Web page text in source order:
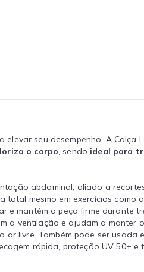
seu desempenho. A Calça
o corpo , sendo ideal para
abdominal, aliado a
total mesmo em exercícios
mantém a peça firme durante
a ventilação e ajudam a manter
livre. Também pode ser usada
rápida, proteção UV 50+